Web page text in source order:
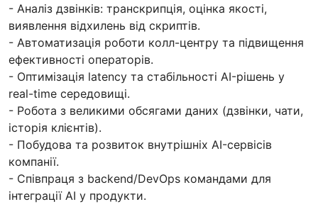
- Аналіз дзвінків: транскрипція, оцінка якості,
виявлення відхилень від скриптів.
- Автоматизація роботи колл-центру та підвищення
ефективності операторів.
- Оптимізація latency та стабільності AI-рішень у
real-time середовищі.
- Робота з великими обсягами даних (дзвінки, чати,
історія клієнтів).
- Побудова та розвиток внутрішніх AI-сервісів
компанії.
- Співпраця з backend/DevOps командами для
інтеграції AI у продукти.